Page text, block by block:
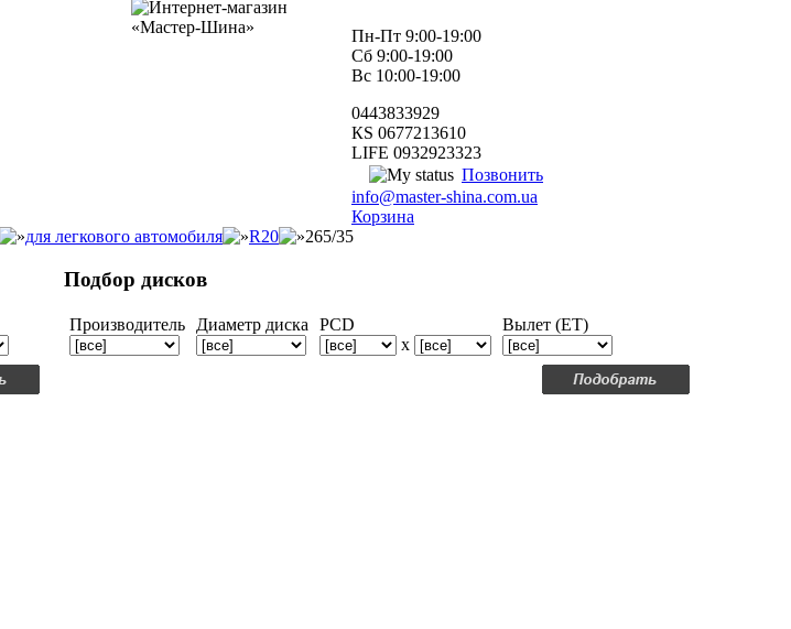
Пн-Пт 9:00-19:00
Сб 9:00-19:00
Вс 10:00-19:00
0443833929
КS 0677213610
LIFE 0932923323
Позвонить
info@master-shina.com.ua
Корзина
для легкового автомобиля R20 265/35
Подбор дисков
Производитель Диаметр диска PCD
x
Вылет (ET)